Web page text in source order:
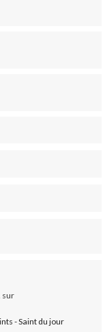
sur
- Saint du jour